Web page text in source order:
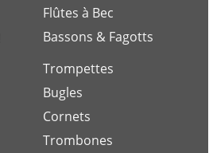
Flûtes à Bec
Bassons & Fagotts
Trompettes
Bugles
Cornets
Trombones